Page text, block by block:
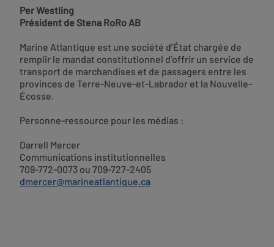
Per Westling
Président de Stena RoRo AB
Marine Atlantique est une société d’État chargée de
remplir le mandat constitutionnel d’offrir un service de
transport de marchandises et de passagers entre les
provinces de Terre-Neuve-et-Labrador et la Nouvelle-
Écosse.
Personne-ressource pour les médias :
Darrell Mercer
Communications institutionnelles
709-772-0073 ou 709-727-2405
dmercer@marineatlantique.ca